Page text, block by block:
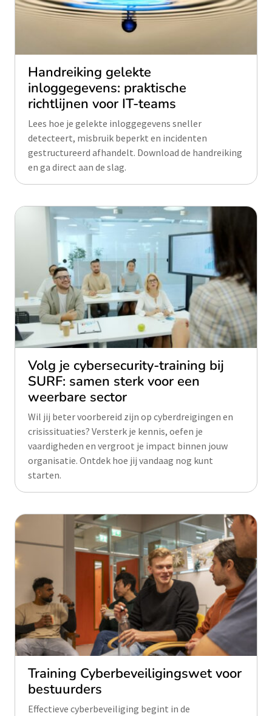
Handreiking gelekte
inloggegevens: praktische
richtlijnen voor IT-teams
Lees hoe je gelekte inloggegevens sneller
detecteert, misbruik beperkt en incidenten
gestructureerd afhandelt. Download de handreiking
en ga direct aan de slag.
Volg je cybersecurity-training bij
SURF: samen sterk voor een
weerbare sector
Wil jij beter voorbereid zijn op cyberdreigingen en
crisissituaties? Versterk je kennis, oefen je
vaardigheden en vergroot je impact binnen jouw
organisatie. Ontdek hoe jij vandaag nog kunt
starten.
Training Cyberbeveiligingswet voor
bestuurders
Effectieve cyberbeveiliging begint in de